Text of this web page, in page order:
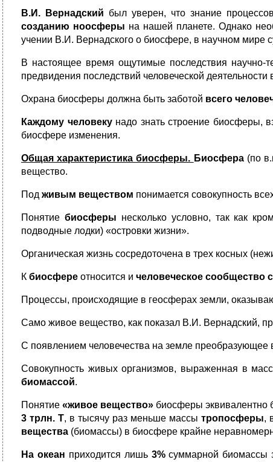
В.И. Вернадский был уверен, что знание
созданию ноосферы на нашей планете. Однако
учении В.И. Вернадского о биосфере, в научном мире
В настоящее время ощутимые последствия научно-
предвидения последствий человеческой
Охрана биосферы должна быть заботой всего
Каждому человекунадо знать строение биосферы,
биосфере изменения.
Общая характеристика биосферы. Биосфера(по
вещество.
Под живым веществом понимается совокупность
Понятие биосферы несколько условно, так как
подводные лодки) «островки жизни».
Органическая жизнь сосредоточена в трех косных
К биосфере относится и человеческое сообщество
Процессы, происходящие в геосферах земли,
Само живое вещество, как показал В.И. Вернадский,
С появлением человечества на земле преобразующее
Совокупность живых организмов, выраженная в
биомассой.
Понятие «живое вещество» биосферы эквивалентно
3 трлн. Т, в тысячу раз меньше массы тропосферы,
вещества (биомассы) в биосфере крайне
На океан приходится лишь 3%суммарной биомассы